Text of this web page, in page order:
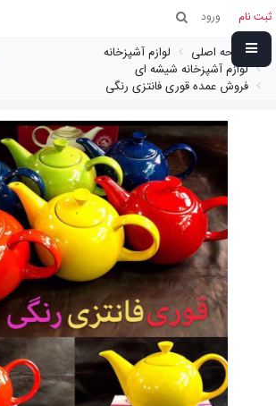
ثبت نام ورود
صفحه اصلی
لوازم آشپزخانه
لوازم آشپزخانه شیشه ای
فروش عمده قوری فانتزی رنگی